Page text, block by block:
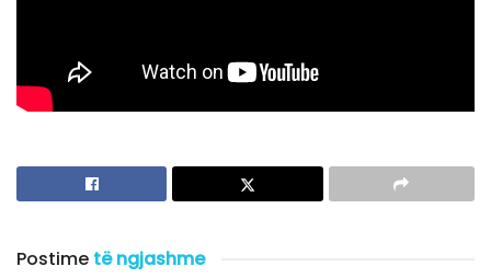
Postime të ngjashme